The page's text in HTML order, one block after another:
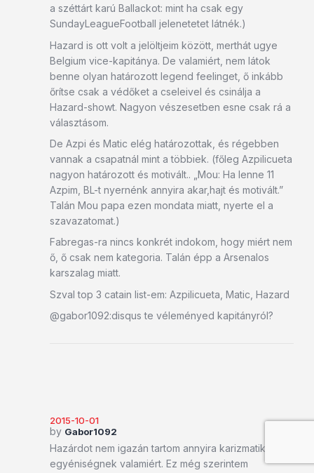
a széttárt karú Ballackot: mint ha csak egy
SundayLeagueFootball jelenetetet látnék.)
Hazard is ott volt a jelöltjeim között, merthát ugye
Belgium vice-kapitánya. De valamiért, nem látok
benne olyan határozott legend feelinget, ő inkább
őrítse csak a védőket a cseleivel és csinálja a
Hazard-showt. Nagyon vészesetben esne csak rá a
választásom.
De Azpi és Matic elég határozottak, és régebben
vannak a csapatnál mint a többiek. (főleg Azpilicueta
nagyon határozott és motivált.. „Mou: Ha lenne 11
Azpim, BL-t nyernénk annyira akar,hajt és motivált.”
Talán Mou papa ezen mondata miatt, nyerte el a
szavazatomat.)
Fabregas-ra nincs konkrét indokom, hogy miért nem
ő, ő csak nem kategoria. Talán épp a Arsenalos
karszalag miatt.
Szval top 3 catain list-em: Azpilicueta, Matic, Hazard
@gabor1092:disqus te véleményed kapitányról?
2015-10-01
by Gabor1092
Hazárdot nem igazán tartom annyira karizmatikus
egyéniségnek valamiért. Ez még szerintem